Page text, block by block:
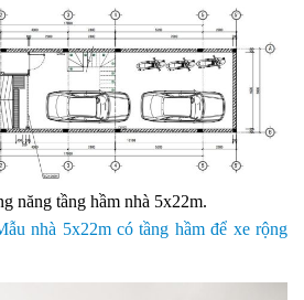
năng tầng hầm nhà 5x22m.
nhà 5x22m có tầng hầm để xe rộng